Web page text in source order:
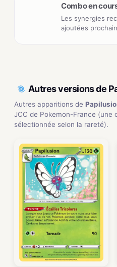
Combo en
Les synergies
ajoutées
Autres versions de
Autres apparitions de
JCC de Pokemon-France (une
sélectionnée selon la rareté).